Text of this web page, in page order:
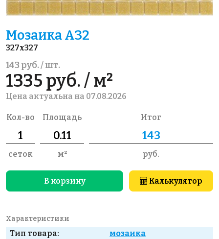
Мозаика A32
327x327
143 руб. / шт.
1335 руб. / м²
Цена актуальна на 07.08.2026
Кол-во
сеток
Площадь
м²
Итог
руб.
В корзину Калькулятор
Характеристики
Тип товара:
мозаика